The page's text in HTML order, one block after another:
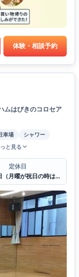
体験・相談予約
はびきのコロセア
車場
シャワー
と見る
定休日
毎週月曜日（月曜が祝日の時は翌日）・年末年始・施設メンテナンス日 他